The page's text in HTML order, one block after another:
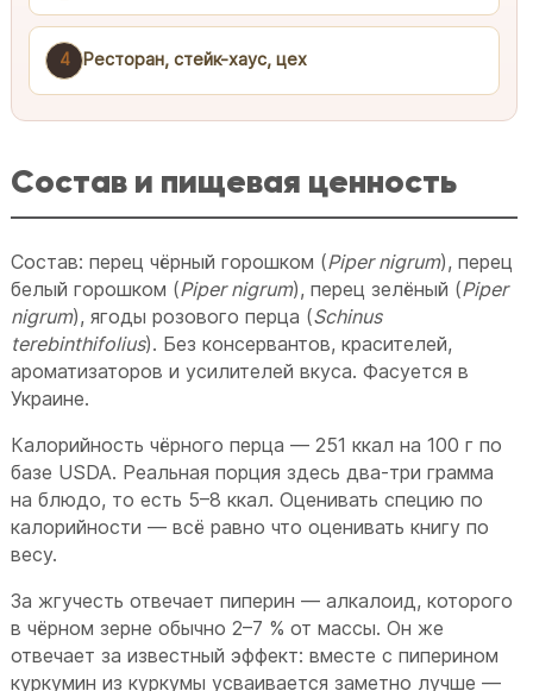
4 Ресторан, стейк-хаус, цех
Состав и пищевая ценность
Состав: перец чёрный горошком (Piper nigrum), перец
белый горошком (Piper nigrum), перец зелёный (Piper
nigrum), ягоды розового перца (Schinus
terebinthifolius). Без консервантов, красителей,
ароматизаторов и усилителей вкуса. Фасуется в
Украине.
Калорийность чёрного перца — 251 ккал на 100 г по
базе USDA. Реальная порция здесь два-три грамма
на блюдо, то есть 5–8 ккал. Оценивать специю по
калорийности — всё равно что оценивать книгу по
весу.
За жгучесть отвечает пиперин — алкалоид, которого
в чёрном зерне обычно 2–7 % от массы. Он же
отвечает за известный эффект: вместе с пиперином
куркумин из куркумы усваивается заметно лучше —